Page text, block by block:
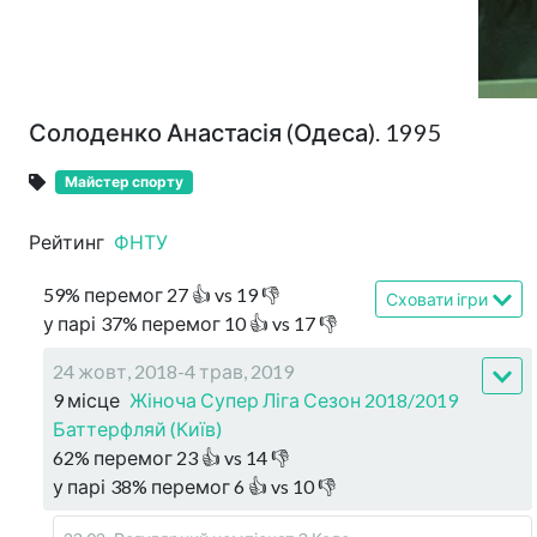
Солоденко Анастасія (Одеса). 1995
Майстер спорту
Рейтинг ФНТУ
59% перемог 27 👍 vs 19👎
у парі 37% перемог 10👍 vs 17👎
Сховати ігри
24 жовт, 2018-4 трав, 2019
9 місце Жіноча Супер Ліга Сезон 2018/2019
Баттерфляй (Київ)
62% перемог 23 👍 vs 14👎
у парі 38% перемог6 👍 vs 10👎